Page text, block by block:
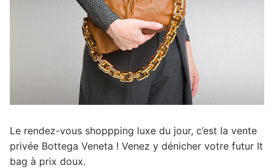
Le rendez-vous shoppping luxe du jour, c’est la vente
privée Bottega Veneta ! Venez y dénicher votre futur It
bag à prix doux.